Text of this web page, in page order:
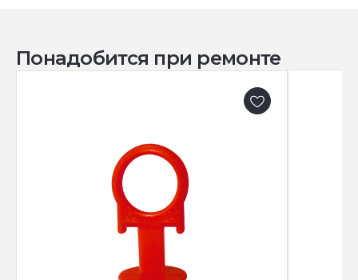
Понадобится при ремонте